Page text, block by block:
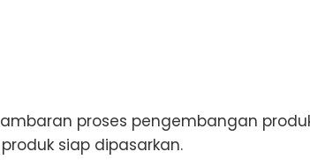
proses pengembangan
siap dipasarkan.